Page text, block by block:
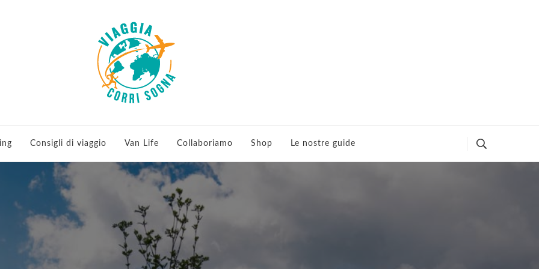
e running
Consigli di viaggio Van Life Collaboriamo Shop Le nostre guide